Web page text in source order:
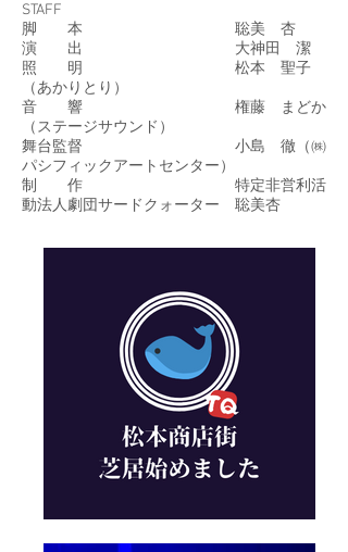
STAFF
脚 本 聡美 杏
演 出 大神田 潔
照 明 松本 聖子
（あかりとり）
音 響 権藤 まどか
（ステージサウンド）
舞台監督 小島 徹（㈱
パシフィックアートセンター）
制 作 特定非営利活
動法人劇団サードクォーター 聡美杏